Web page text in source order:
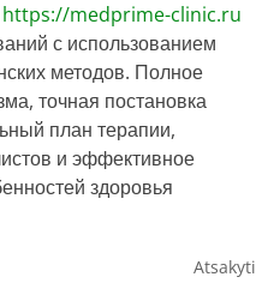
https://medprime-clinic.ru
с использованием
методов. Полное
точная постановка
план терапии,
и эффективное
здоровья
Atsakyti